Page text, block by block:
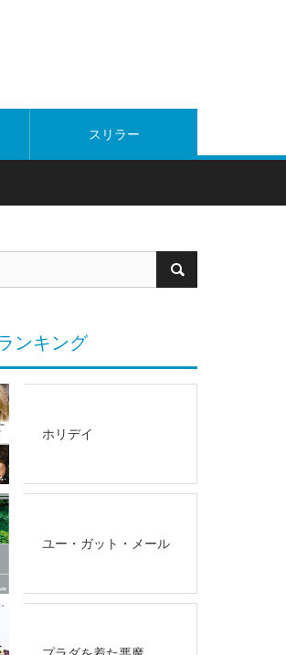
スリラー
ンキング
ホリデイ
ユー・ガット・メール